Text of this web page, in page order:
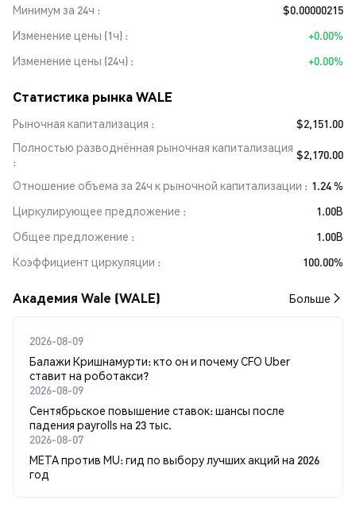
Минимум за 24ч
$0.00000215
Изменение цены (1ч)
+0.00%
Изменение цены (24ч)
+0.00%
Статистика рынка WALE
Рыночная капитализация
$2,151.00
Полностью разводнённая рыночная капитализация $2,170.00
Отношение объема за 24ч к рыночной капитализации
1.24 %
Циркулирующее предложение
1.00B
Общее предложение
1.00B
Коэффициент циркуляции
100.00%
Академия Wale (WALE) Больше
2026-08-09
Балажи Кришнамурти: кто он и почему CFO Uber
ставит на роботакси?
2026-08-09
Сентябрьское повышение ставок: шансы после
падения payrolls на 23 тыс.
2026-08-07
META против MU: гид по выбору лучших акций на 2026
год